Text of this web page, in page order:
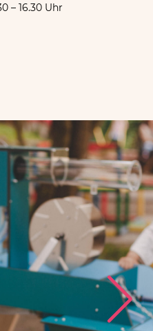
– 16.30 Uhr